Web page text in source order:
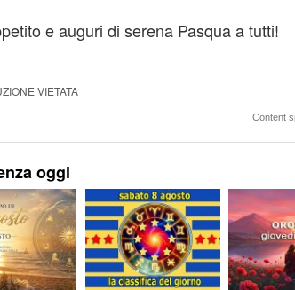
e auguri di serena Pasqua a tutti!
VIETATA
Content
oggi